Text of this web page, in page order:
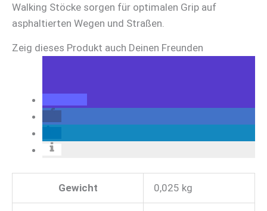
Walking Stöcke sorgen für optimalen Grip auf
asphaltierten Wegen und Straßen.
Zeig dieses Produkt auch Deinen Freunden
Gewicht 0,025 kg